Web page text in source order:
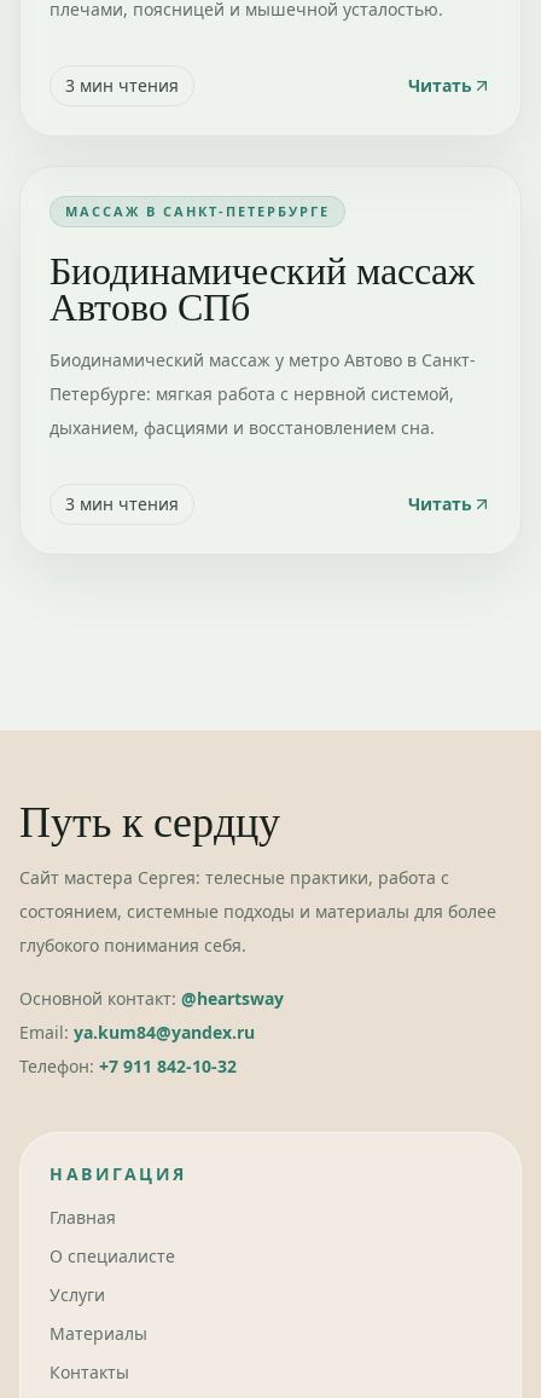
плечами, поясницей и мышечной усталостью.
3 мин чтения Читать
МАССАЖ В САНКТ-ПЕТЕРБУРГЕ
Биодинамический массаж
Автово СПб
Биодинамический массаж у метро Автово в Санкт-
Петербурге: мягкая работа с нервной системой,
дыханием, фасциями и восстановлением сна.
3 мин чтения Читать
Путь к сердцу
Сайт мастера Сергея: телесные практики, работа с
состоянием, системные подходы и материалы для более
глубокого понимания себя.
Основной контакт: @heartsway
Email: ya.kum84@yandex.ru
Телефон: +7 911 842-10-32
НАВИГАЦИЯ
Главная
О специалисте
Услуги
Материалы
Контакты